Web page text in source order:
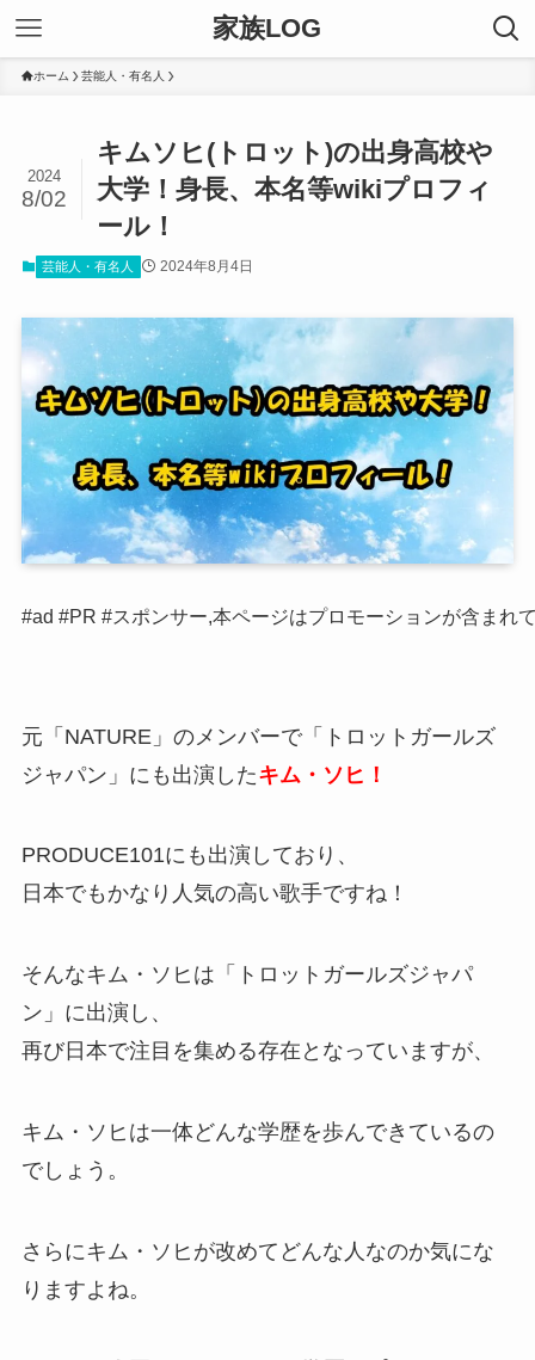
家族LOG
ホーム 芸能人・有名人
キムソヒ(トロット)の出身高校や
大学！身長、本名等wikiプロフィ
ール！
2024
8/02
芸能人・有名人 2024年8月4日
#ad #PR #スポンサー,本ページはプロモーションが含まれ
元「NATURE」のメンバーで「トロットガールズ
ジャパン」にも出演したキム・ソヒ！
PRODUCE101にも出演しており、
日本でもかなり人気の高い歌手ですね！
そんなキム・ソヒは「トロットガールズジャパ
ン」に出演し、
再び日本で注目を集める存在となっていますが、
キム・ソヒは一体どんな学歴を歩んできているの
でしょう。
さらにキム・ソヒが改めてどんな人なのか気にな
りますよね。